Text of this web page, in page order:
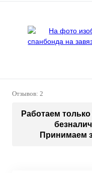
Отзывов: 2
Работаем
Принимаем